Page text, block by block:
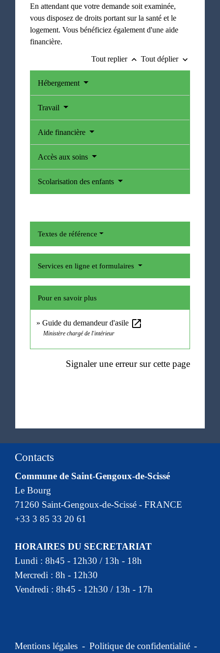
En attendant que votre demande soit examinée,
vous disposez de droits portant sur la santé et le
logement. Vous bénéficiez également d'une aide
financière.
Tout replier keyboard_arrow_up Tout déplier keyboard_arrow_down
Hébergement
Travail
Aide financière
Accès aux soins
Scolarisation des enfants
Textes de référence
Services en ligne et formulaires
Pour en savoir plus
Guide du demandeur d'asile open_in_new
Ministère chargé de l'intérieur
Signaler une erreur sur cette page
Contacts
Commune de Saint-Gengoux-de-Scissé
Le Bourg
71260 Saint-Gengoux-de-Scissé - FRANCE
+33 3 85 33 20 61
HORAIRES DU SECRETARIAT
Lundi : 8h45 - 12h30 / 13h - 18h
Mercredi : 8h - 12h30
Vendredi : 8h45 - 12h30 / 13h - 17h
Mentions légales - Politique de confidentialité -